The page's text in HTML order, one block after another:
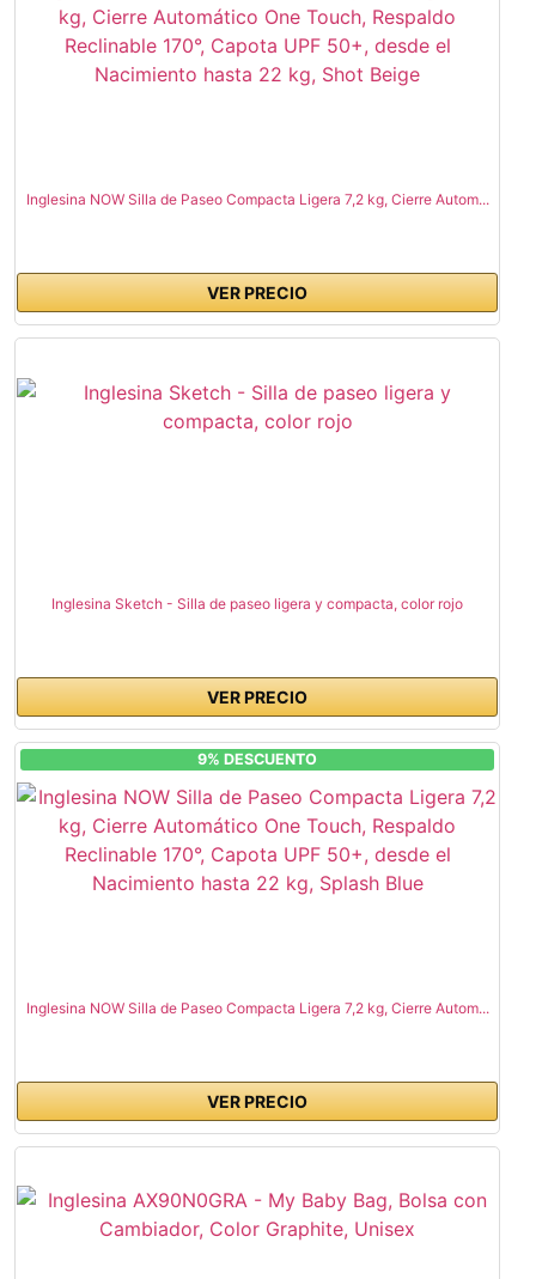
Inglesina NOW Silla de Paseo Compacta Ligera 7,2 kg, Cierre Autom...
VER PRECIO
Inglesina Sketch - Silla de paseo ligera y compacta, color rojo
VER PRECIO
9% DESCUENTO
Inglesina NOW Silla de Paseo Compacta Ligera 7,2 kg, Cierre Autom...
VER PRECIO